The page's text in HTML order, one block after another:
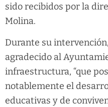
sido recibidos por la
Molina.
Durante su
agradecido al
infraestructura, “que
notablemente el
educativas y de